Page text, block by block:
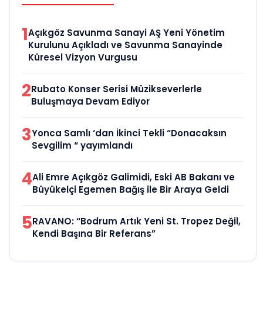
1Açıkgöz Savunma Sanayi AŞ Yeni Yönetim
Kurulunu Açıkladı ve Savunma Sanayinde
Küresel Vizyon Vurgusu
2Rubato Konser Serisi Müzikseverlerle
Buluşmaya Devam Ediyor
3Yonca Samlı ‘dan İkinci Tekli “Donacaksın
Sevgilim “ yayımlandı
4Ali Emre Açıkgöz Galimidi, Eski AB Bakanı ve
Büyükelçi Egemen Bağış ile Bir Araya Geldi
5RAVANO: “Bodrum Artık Yeni St. Tropez Değil,
Kendi Başına Bir Referans”